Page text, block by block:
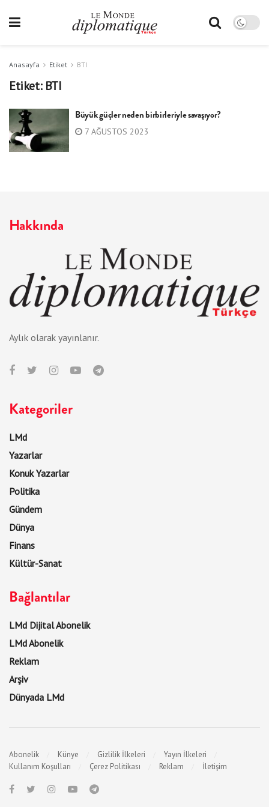
Anasayfa Etiket BTI
Etiket: BTI
Büyük güçler neden birbirleriyle savaşıyor?
7 AĞUSTOS 2023
Hakkında
Aylık olarak yayınlanır.
Kategoriler
LMd
Yazarlar
Konuk Yazarlar
Politika
Gündem
Dünya
Finans
Kültür-Sanat
Bağlantılar
LMd Dijital Abonelik
LMd Abonelik
Reklam
Arşiv
Dünyada LMd
Abonelik Künye Gizlilik İlkeleri
Yayın İlkeleri
Kullanım Koşulları
Çerez Politikası Reklam İletişim